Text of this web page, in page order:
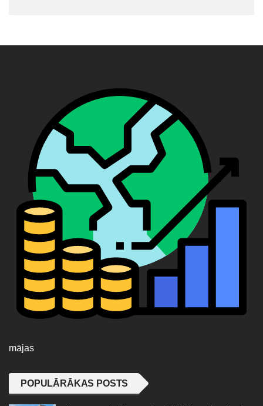
mājas
POPULĀRĀKAS POSTS